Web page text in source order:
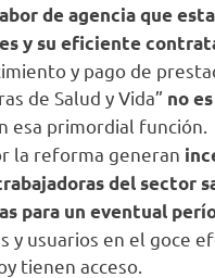
de agencia que
y su eficiente
y pago de
de Salud y Vida” no
esa primordial función.
la reforma generan
del sector
para un eventual
y usuarios en el goce
tienen acceso.